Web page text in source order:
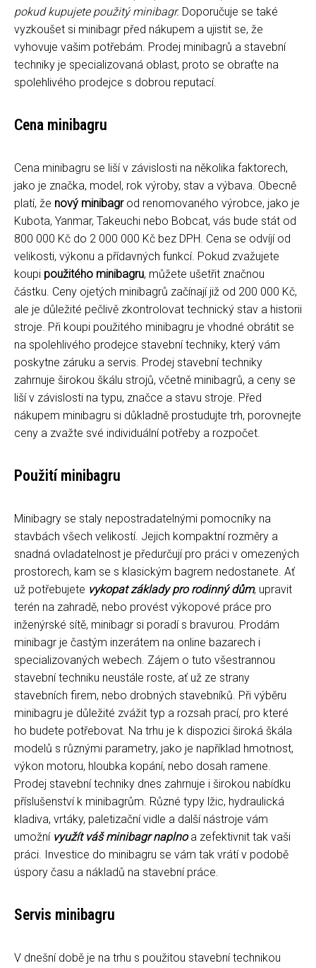
pokud kupujete použitý minibagr. Doporučuje se také
vyzkoušet si minibagr před nákupem a ujistit se, že
vyhovuje vašim potřebám. Prodej minibagrů a stavební
techniky je specializovaná oblast, proto se obraťte na
spolehlivého prodejce s dobrou reputací.
Cena minibagru
Cena minibagru se liší v závislosti na několika faktorech,
jako je značka, model, rok výroby, stav a výbava. Obecně
platí, že nový minibagrod renomovaného výrobce, jako je
Kubota, Yanmar, Takeuchi nebo Bobcat, vás bude stát od
800 000 Kč do 2 000 000 Kč bez DPH. Cena se odvíjí od
velikosti, výkonu a přídavných funkcí. Pokud zvažujete
koupi použitého minibagru, můžete ušetřit značnou
částku. Ceny ojetých minibagrů začínají již od 200 000 Kč,
ale je důležité pečlivě zkontrolovat technický stav a historii
stroje. Při koupi použitého minibagru je vhodné obrátit se
na spolehlivého prodejce stavební techniky, který vám
poskytne záruku a servis. Prodej stavební techniky
zahrnuje širokou škálu strojů, včetně minibagrů, a ceny se
liší v závislosti na typu, značce a stavu stroje. Před
nákupem minibagru si důkladně prostudujte trh, porovnejte
ceny a zvažte své individuální potřeby a rozpočet.
Použití minibagru
Minibagry se staly nepostradatelnými pomocníky na
stavbách všech velikostí. Jejich kompaktní rozměry a
snadná ovladatelnost je předurčují pro práci v omezených
prostorech, kam se s klasickým bagrem nedostanete. Ať
už potřebujete vykopat základy pro rodinný dům, upravit
terén na zahradě, nebo provést výkopové práce pro
inženýrské sítě, minibagr si poradí s bravurou. Prodám
minibagr je častým inzerátem na online bazarech i
specializovaných webech. Zájem o tuto všestrannou
stavební techniku neustále roste, ať už ze strany
stavebních firem, nebo drobných stavebníků. Při výběru
minibagru je důležité zvážit typ a rozsah prací, pro které
ho budete potřebovat. Na trhu je k dispozici široká škála
modelů s různými parametry, jako je například hmotnost,
výkon motoru, hloubka kopání, nebo dosah ramene.
Prodej stavební techniky dnes zahrnuje i širokou nabídku
příslušenství k minibagrům. Různé typy lžic, hydraulická
kladiva, vrtáky, paletizační vidle a další nástroje vám
umožní využít váš minibagr naplnoa zefektivnit tak vaši
práci. Investice do minibagru se vám tak vrátí v podobě
úspory času a nákladů na stavební práce.
Servis minibagru
V dnešní době je na trhu s použitou stavební technikou